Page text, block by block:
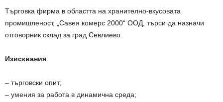
Търговка фирма в областта на хранително-вкусовата
промишленост, „Савея комерс 2000“ ООД, търси да назначи
отговорник склад за град Севлиево.
Изисквания:
– търговски опит;
– умения за работа в динамична среда;